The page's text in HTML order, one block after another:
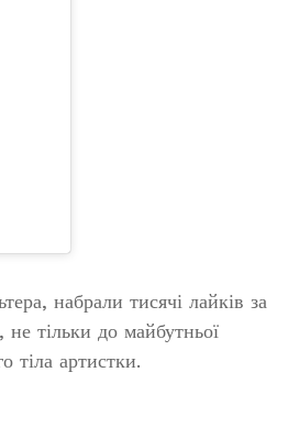
набрали тисячі лайків за
тільки до майбутньої
тіла артистки.